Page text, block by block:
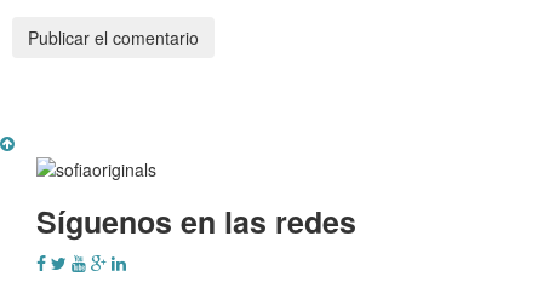
Síguenos en las redes